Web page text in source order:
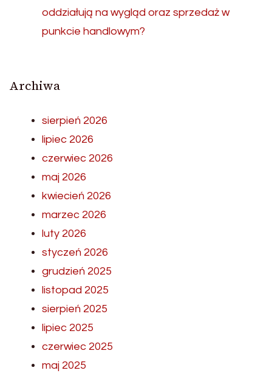
oddziałują na wygląd oraz sprzedaż w
punkcie handlowym?
Archiwa
sierpień 2026
lipiec 2026
czerwiec 2026
maj 2026
kwiecień 2026
marzec 2026
luty 2026
styczeń 2026
grudzień 2025
listopad 2025
sierpień 2025
lipiec 2025
czerwiec 2025
maj 2025